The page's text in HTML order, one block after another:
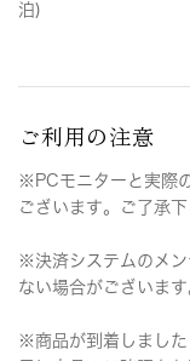
泊)
ご利用の注意
※PCモニターと実際
ございます。ご了承下
※決済システムのメ
ない場合がございます
※商品が到着しました